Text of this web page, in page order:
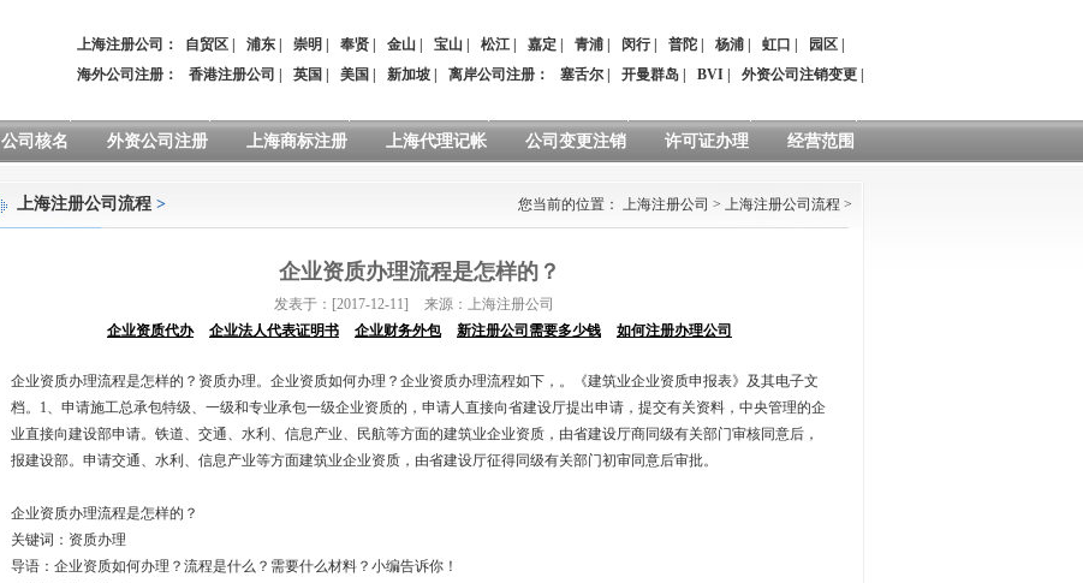
上海注册公司： 自贸区 浦东 崇明 奉贤 金山 宝山 松江 嘉定 青浦 闵行| 普陀 杨浦 虹口 园区
海外公司注册：
香港注册公司 英国 美国 新加坡 离岸公司注册 ： 塞舌尔 开曼群岛 BVI 外资公司注销变更
公司核名 外资公司注册 上海商标注册 上海代理记帐 公司变更注销 许可证办理 经营范围
上海注册公司流程 > 您当前的位置： 上海注册公司 > 上海注册公司流程 >
企业资质办理流程是怎样的？
发表于：[2017-12-11]
来源：上海注册公司
企业资质代办
企业法人代表证明书 企业财务外包 新注册公司需要多少钱 如何注册办理公司
企业资质办理流程是怎样的？资质办理。企业资质如何办理？企业资质办理流程如下，。《建筑业企业资质申报表》及其电子文
档。1、申请施工总承包特级、一级和专业承包一级企业资质的，申请人直接向省建设厅提出申请，提交有关资料，中央管理的企
业直接向建设部申请。铁道、交通、水利、信息产业、民航等方面的建筑业企业资质，由省建设厅商同级有关部门审核同意后，
报建设部。申请交通、水利、信息产业等方面建筑业企业资质，由省建设厅征得同级有关部门初审同意后审批。
企业资质办理流程是怎样的？
关键词：资质办理
导语：企业资质如何办理？流程是什么？需要什么材料？小编告诉你！